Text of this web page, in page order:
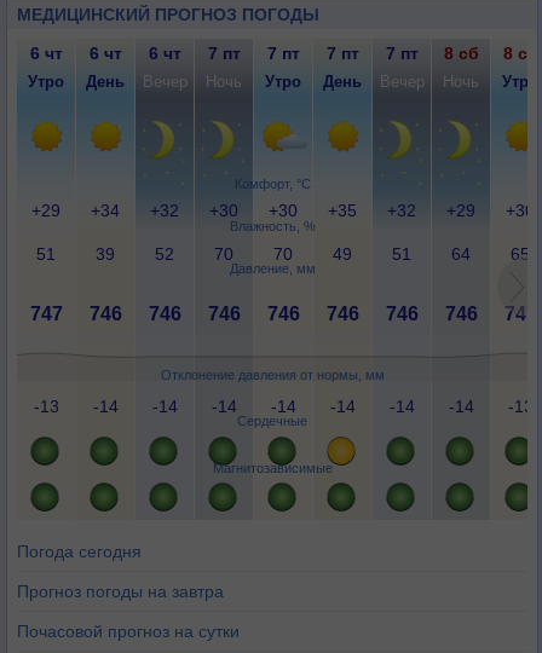
МЕДИЦИНСКИЙ ПРОГНОЗ ПОГОДЫ
Комфорт, °C
Влажность, %
Давление, мм
Отклонение давления от нормы, мм
Сердечные
Магнитозависимые
6 чт 6 чт 6 чт 7 пт 7 пт 7 пт 7 пт 8 сб 8 сб
Утро День Вечер Ночь Утро День Вечер Ночь Утро
+29 +34 +32 +30 +30 +35 +32 +29 +30
51 39 52 70 70 49 51 64 65
747 746 746 746 746 746 746 746 747
-13 -14 -14 -14 -14 -14 -14 -14 -13
Погода сегодня
Прогноз погоды на завтра
Почасовой прогноз на сутки